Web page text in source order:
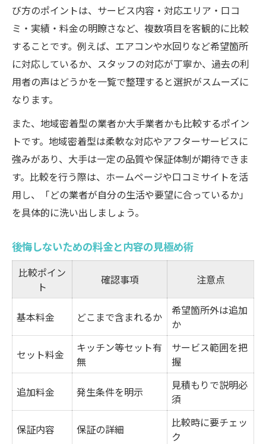
び方のポイントは、サービス内容・対応エリア・口コ
ミ・実績・料金の明瞭さなど、複数項目を客観的に比較
することです。例えば、エアコンや水回りなど希望箇所
に対応しているか、スタッフの対応が丁寧か、過去の利
用者の声はどうかを一覧で整理すると選択がスムーズに
なります。
また、地域密着型の業者か大手業者かも比較するポイン
トです。地域密着型は柔軟な対応やアフターサービスに
強みがあり、大手は一定の品質や保証体制が期待できま
す。比較を行う際は、ホームページや口コミサイトを活
用し、「どの業者が自分の生活や要望に合っているか」
を具体的に洗い出しましょう。
後悔しないための料金と内容の見極め術
比較ポイン
ト
確認事項 注意点
基本料金 どこまで含まれるか
希望箇所外は追加
か
セット料金
キッチン等セット有
無
サービス範囲を把
握
追加料金 発生条件を明示
見積もりで説明必
須
保証内容 保証の詳細
比較時に要チェッ
ク